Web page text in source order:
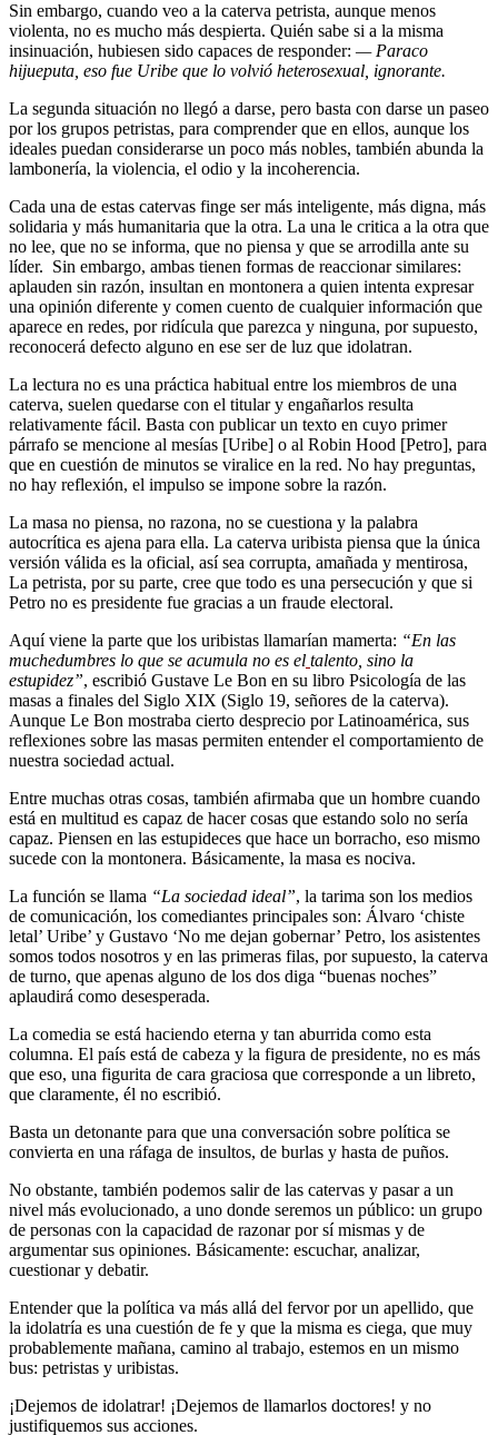
Sin embargo, cuando veo a la caterva petrista, aunque menos
violenta, no es mucho más despierta. Quién sabe si a la misma
insinuación, hubiesen sido capaces de responder: — Paraco
hijueputa, eso fue Uribe que lo volvió heterosexual, ignorante.
La segunda situación no llegó a darse, pero basta con darse un paseo
por los grupos petristas, para comprender que en ellos, aunque los
ideales puedan considerarse un poco más nobles, también abunda la
lambonería, la violencia, el odio y la incoherencia.
Cada una de estas catervas finge ser más inteligente, más digna, más
solidaria y más humanitaria que la otra. La una le critica a la otra que
no lee, que no se informa, que no piensa y que se arrodilla ante su
líder. Sin embargo, ambas tienen formas de reaccionar similares:
aplauden sin razón, insultan en montonera a quien intenta expresar
una opinión diferente y comen cuento de cualquier información que
aparece en redes, por ridícula que parezca y ninguna, por supuesto,
reconocerá defecto alguno en ese ser de luz que idolatran.
La lectura no es una práctica habitual entre los miembros de una
caterva, suelen quedarse con el titular y engañarlos resulta
relativamente fácil. Basta con publicar un texto en cuyo primer
párrafo se mencione al mesías [Uribe] o al Robin Hood [Petro], para
que en cuestión de minutos se viralice en la red. No hay preguntas,
no hay reflexión, el impulso se impone sobre la razón.
La masa no piensa, no razona, no se cuestiona y la palabra
autocrítica es ajena para ella. La caterva uribista piensa que la única
versión válida es la oficial, así sea corrupta, amañada y mentirosa,
La petrista, por su parte, cree que todo es una persecución y que si
Petro no es presidente fue gracias a un fraude electoral.
Aquí viene la parte que los uribistas llamarían mamerta: “En las
muchedumbres lo que se acumula no es el talento, sino la
estupidez”, escribió Gustave Le Bon en su libro Psicología de las
masas a finales del Siglo XIX (Siglo 19, señores de la caterva).
Aunque Le Bon mostraba cierto desprecio por Latinoamérica, sus
reflexiones sobre las masas permiten entender el comportamiento de
nuestra sociedad actual.
Entre muchas otras cosas, también afirmaba que un hombre cuando
está en multitud es capaz de hacer cosas que estando solo no sería
capaz. Piensen en las estupideces que hace un borracho, eso mismo
sucede con la montonera. Básicamente, la masa es nociva.
La función se llama “La sociedad ideal”, la tarima son los medios
de comunicación, los comediantes principales son: Álvaro ‘chiste
letal’ Uribe’ y Gustavo ‘No me dejan gobernar’ Petro, los asistentes
somos todos nosotros y en las primeras filas, por supuesto, la caterva
de turno, que apenas alguno de los dos diga “buenas noches”
aplaudirá como desesperada.
La comedia se está haciendo eterna y tan aburrida como esta
columna. El país está de cabeza y la figura de presidente, no es más
que eso, una figurita de cara graciosa que corresponde a un libreto,
que claramente, él no escribió.
Basta un detonante para que una conversación sobre política se
convierta en una ráfaga de insultos, de burlas y hasta de puños.
No obstante, también podemos salir de las catervas y pasar a un
nivel más evolucionado, a uno donde seremos un público: un grupo
de personas con la capacidad de razonar por sí mismas y de
argumentar sus opiniones. Básicamente: escuchar, analizar,
cuestionar y debatir.
Entender que la política va más allá del fervor por un apellido, que
la idolatría es una cuestión de fe y que la misma es ciega, que muy
probablemente mañana, camino al trabajo, estemos en un mismo
bus: petristas y uribistas.
¡Dejemos de idolatrar! ¡Dejemos de llamarlos doctores! y no
justifiquemos sus acciones.